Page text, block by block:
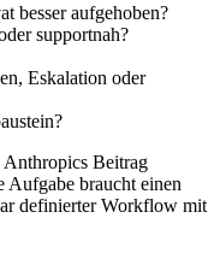
besser aufgehoben?
supportnah?
Eskalation oder
Anthropics Beitrag
Aufgabe braucht einen
definierter Workflow mit